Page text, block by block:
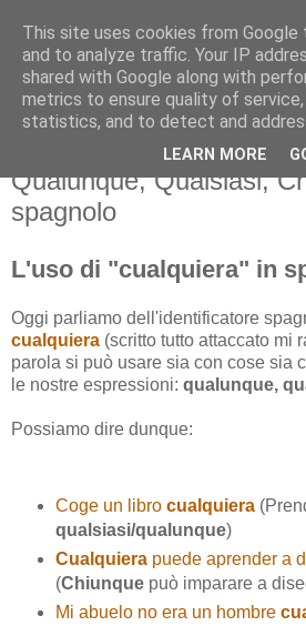
martedì 15 luglio 2014
Qualunque, Qualsiasi,
spagnolo
L'uso di "cualquiera" in
Oggi parliamo dell'identificatore
cualquiera (scritto tutto attaccato mi
parola si può usare sia con cose sia
le nostre espressioni: qualunque,
Possiamo dire dunque:
Coge un libro cualquiera
qualsiasi/qualunque)
Cualquiera puede aprender a
(Chiunque può imparare a
Mi abuelo no era un hombre
This site uses cookies from
and to analyze traffic. Your IP
shared with Google along with
metrics to ensure quality of
statistics, and to detect and
LEARN MORE